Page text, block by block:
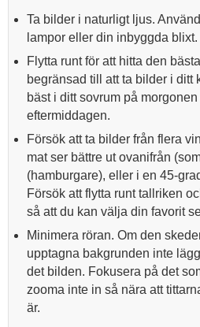
Ta bilder i naturligt ljus.
lampor eller din inbyggda
Flytta runt för att hitta den
begränsad till att ta bilder i ditt
bäst i ditt sovrum på
eftermiddagen.
Försök att ta bilder från flera
mat ser bättre ut ovanifrån
(hamburgare), eller i en 45-
Försök att flytta runt tallriken
så att du kan välja din favorit
Minimera röran. Om den
upptagna bakgrunden inte
det bilden. Fokusera på det
zooma inte in så nära att
är.